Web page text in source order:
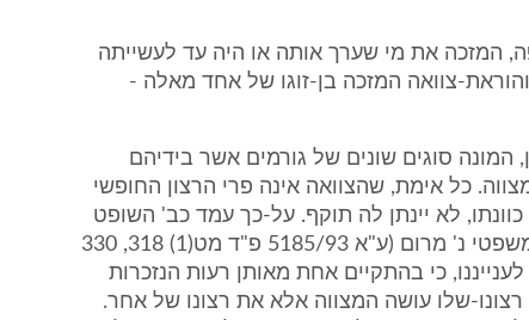
המזכה את מי שערך אותה או היה עד לעשייתה
צוואה המזכה בן-זוגו של אחד מאלה -
המונה סוגים שונים של גורמים אשר בידיהם
כל אימת, שהצוואה אינה פרי הרצון החופשי
לא יינתן לה תוקף. על-כך עמד כב' השופט
חשין, בדעת המיעוט בעניין היועץ המשפטי נ' מרום (ע"א 5185/93 פ"ד מט(1) 318, 330
כי בהתקיים אחת מאותן רעות הנזכרות
את רצונו-שלו עושה המצווה אלא את רצונו של אחר.